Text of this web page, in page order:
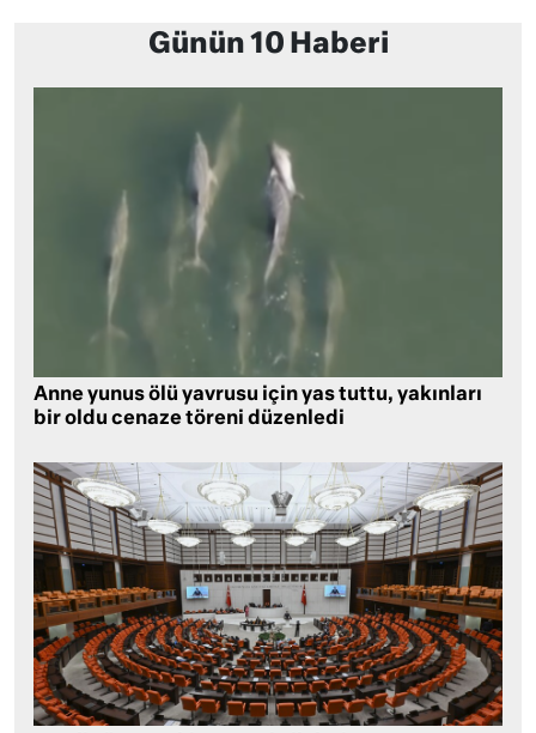
Günün 10 Haberi
Anne yunus ölü yavrusu için yas tuttu, yakınları
bir oldu cenaze töreni düzenledi